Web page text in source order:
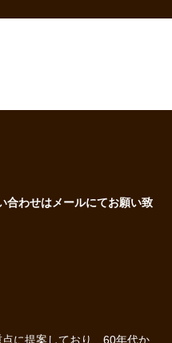
合わせはメールにてお願い致
に提案しており、60年代か